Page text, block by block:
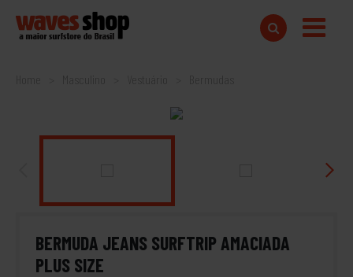
Home Bermudas
BERMUDA JEANS SURFTRIP AMACIADA
PLUS SIZE